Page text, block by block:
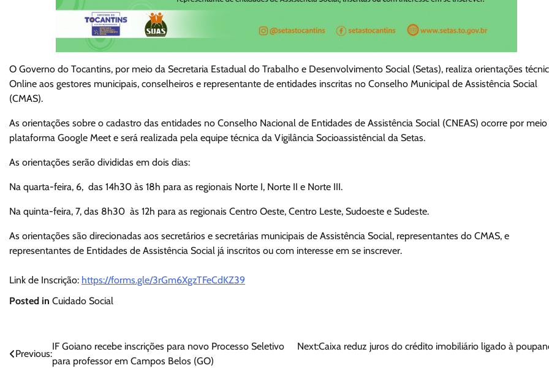
O Governo do Tocantins, por meio da Secretaria Estadual do Trabalho e Desenvolvimento Social (Setas), realiza orientações
Online aos gestores municipais, conselheiros e representante de entidades inscritas no Conselho Municipal de Assistência Social
(CMAS).
As orientações sobre o cadastro das entidades no Conselho Nacional de Entidades de Assistência Social (CNEAS) ocorre por
plataforma Google Meet e será realizada pela equipe técnica da Vigilância Socioassistêncial da Setas.
As orientações serão divididas em dois dias:
Na quarta-feira, 6, das 14h30 às 18h para as regionais Norte I, Norte II e Norte III.
Na quinta-feira, 7, das 8h30 às 12h para as regionais Centro Oeste, Centro Leste, Sudoeste e Sudeste.
As orientações são direcionadas aos secretários e secretárias municipais de Assistência Social, representantes do CMAS, e
representantes de Entidades de Assistência Social já inscritos ou com interesse em se inscrever.
Link de Inscrição: https://forms.gle/3rGm6XgzTFeCdKZ39
Posted in Cuidado Social
Navegação
Previous:
IF Goiano recebe inscrições para novo Processo Seletivo
para professor em Campos Belos (GO)
Next:Caixa reduz juros do crédito imobiliário ligado à